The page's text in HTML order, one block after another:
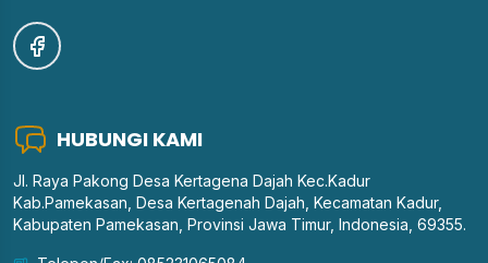
HUBUNGI KAMI
Jl. Raya Pakong Desa Kertagena Dajah Kec.Kadur
Kab.Pamekasan, Desa Kertagenah Dajah, Kecamatan Kadur,
Kabupaten Pamekasan, Provinsi Jawa Timur, Indonesia, 69355.